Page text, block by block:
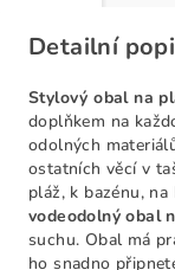
Detailní
Stylový obal na
doplňkem na
odolných
ostatních věcí v
pláž, k bazénu,
vodeodolný obal
suchu. Obal má
ho snadno